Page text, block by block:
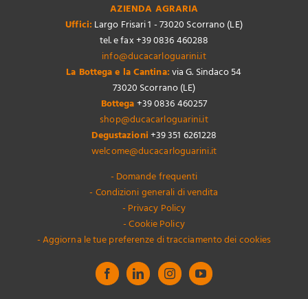
AZIENDA AGRARIA
Uffici: Largo Frisari 1 - 73020 Scorrano (LE)
tel. e fax +39 0836 460288
info@ducacarloguarini.it
La Bottega e la Cantina:via G. Sindaco 54
73020 Scorrano (LE)
Bottega+39 0836 460257
shop@ducacarloguarini.it
Degustazioni+39 351 6261228
welcome@ducacarloguarini.it
- Domande frequenti
- Condizioni generali di vendita
- Privacy Policy
- Cookie Policy
- Aggiorna le tue preferenze di tracciamento dei cookies